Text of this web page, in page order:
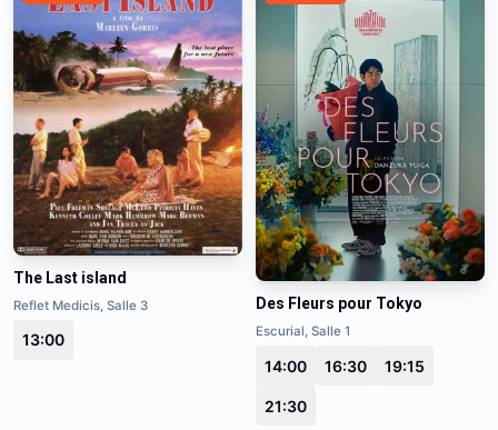
The Last island
Reflet Medicis, Salle 3
13:00
Des Fleurs pour Tokyo
Escurial, Salle 1
14:00 16:30 19:15
21:30